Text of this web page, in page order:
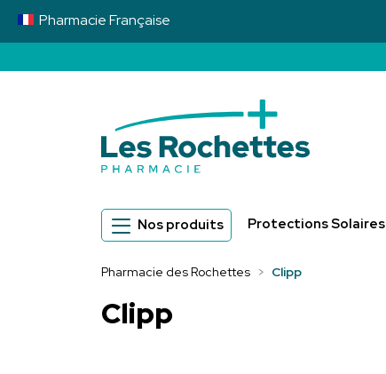
PharmacieFrançaise
Nos produits Protections Solaires
Pharmacie des Rochettes Clipp
Clipp